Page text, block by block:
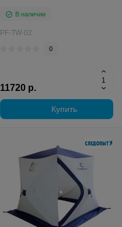
В наличии
PF-TW-02
0
11720 р.
Купить